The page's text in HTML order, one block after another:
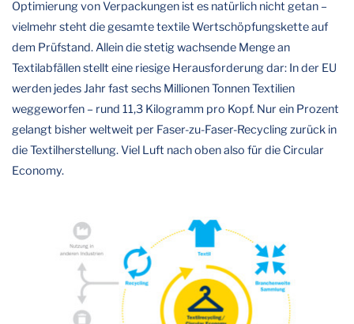
Optimierung von Verpackungen ist es natürlich nicht getan –
vielmehr steht die gesamte textile Wertschöpfungskette auf
dem Prüfstand. Allein die stetig wachsende Menge an
Textilabfällen stellt eine riesige Herausforderung dar: In der EU
werden jedes Jahr fast sechs Millionen Tonnen Textilien
weggeworfen – rund 11,3 Kilogramm pro Kopf. Nur ein Prozent
gelangt bisher weltweit per Faser-zu-Faser-Recycling zurück in
die Textilherstellung. Viel Luft nach oben also für die Circular
Economy.